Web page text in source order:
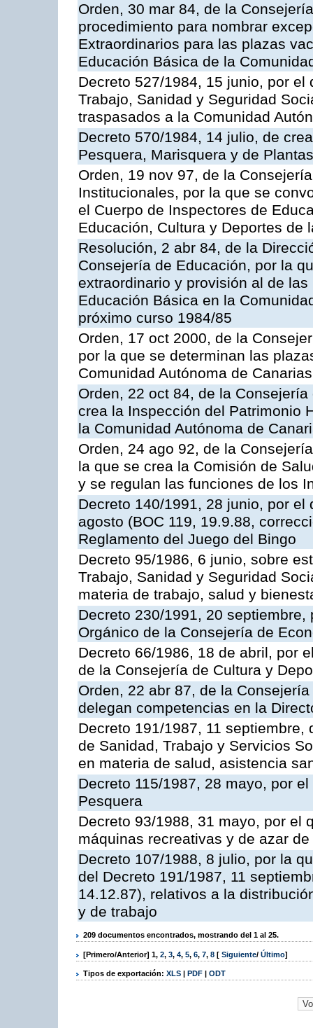
Orden, 30 mar 84, de la
procedimiento para nombrar
Extraordinarios para las plazas
Educación Básica de la
Decreto 527/1984, 15 junio, por
Trabajo, Sanidad y Seguridad
traspasados a la Comunidad
Decreto 570/1984, 14 julio, de
Pesquera, Marisquera y de
Orden, 19 nov 97, de la
Institucionales, por la que se
el Cuerpo de Inspectores de
Educación, Cultura y Deportes de
Resolución, 2 abr 84, de la
Consejería de Educación, por la
extraordinario y provisión al de
Educación Básica en la
próximo curso 1984/85
Orden, 17 oct 2000, de la
por la que se determinan las
Comunidad Autónoma de Canarias
Orden, 22 oct 84, de la
crea la Inspección del Patrimonio
la Comunidad Autónoma de
Orden, 24 ago 92, de la
la que se crea la Comisión de
y se regulan las funciones de los
Decreto 140/1991, 28 junio, por
agosto (BOC 119, 19.9.88,
Reglamento del Juego del Bingo
Decreto 95/1986, 6 junio, sobre
Trabajo, Sanidad y Seguridad
materia de trabajo, salud y
Decreto 230/1991, 20
Orgánico de la Consejería de
Decreto 66/1986, 18 de abril, por
de la Consejería de Cultura y
Orden, 22 abr 87, de la
delegan competencias en la
Decreto 191/1987, 11
de Sanidad, Trabajo y Servicios
en materia de salud, asistencia
Decreto 115/1987, 28 mayo, por
Pesquera
Decreto 93/1988, 31 mayo, por el
máquinas recreativas y de azar
Decreto 107/1988, 8 julio, por la
del Decreto 191/1987, 11
14.12.87), relativos a la
y de trabajo
209 documentos encontrados, mostrando del 1 al 25.
[Primero/Anterior] 1, 2, 3, 4, 5, 6, 7, 8 [ Siguiente/ Último]
Tipos de exportación: XLS | PDF | ODT